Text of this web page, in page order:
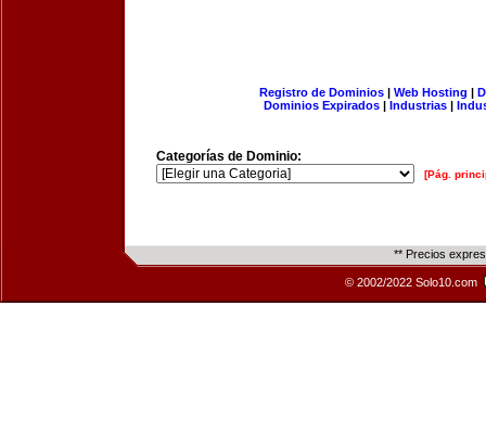
Registro de Dominios| Web Hosting |
Dominios Expirados | Industrias |
Categorías de Dominio:
[Pág.
** Precios
© 2002/2022 Solo10.com